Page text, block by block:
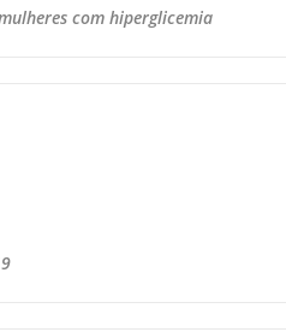
com hiperglicemia